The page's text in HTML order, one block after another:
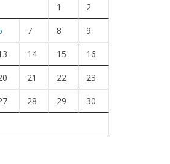
1 2
7 8 9
14 15 16
21 22 23
28 29 30